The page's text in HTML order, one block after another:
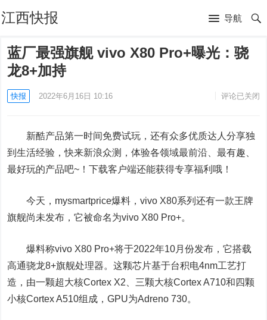
江西快报 导航
蓝厂最强旗舰 vivo X80 Pro+曝光：骁
龙8+加持
快报 2022年6月16日 10:16 评论已关闭
新酷产品第一时间免费试玩，还有众多优质达人分享独
到生活经验，快来新浪众测，体验各领域最前沿、最有趣、
最好玩的产品吧~！下载客户端还能获得专享福利哦！
今天，mysmartprice爆料，vivo X80系列还有一款王牌
旗舰尚未发布，它被命名为vivo X80 Pro+。
爆料称vivo X80 Pro+将于2022年10月份发布，它搭载
高通骁龙8+旗舰处理器。这颗芯片基于台积电4nm工艺打
造，由一颗超大核Cortex X2、三颗大核Cortex A710和四颗
小核Cortex A510组成，GPU为Adreno 730。